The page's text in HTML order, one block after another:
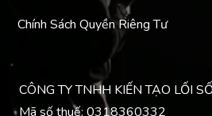
Chính Sách Quyền Riêng Tư
CÔNG TY TNHH KIẾN TẠO LỐI
Mã số thuế: 0318360332